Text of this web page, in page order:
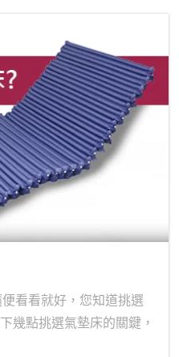
看看就好，您知道挑選
幾點挑選氣墊床的關鍵，